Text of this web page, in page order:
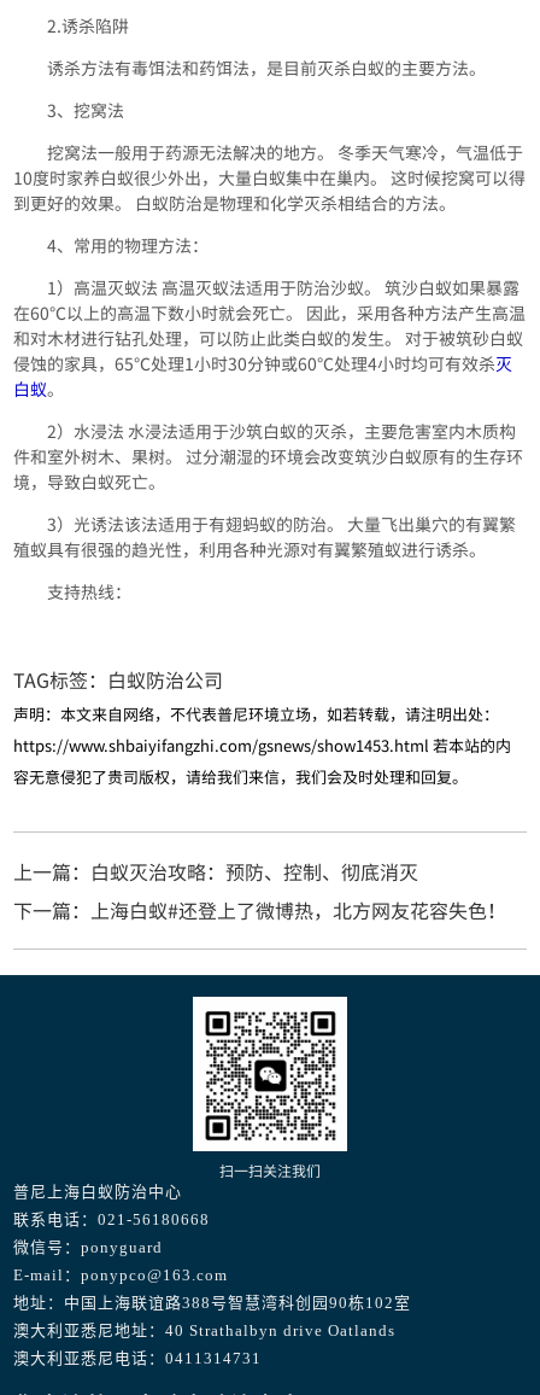
2.诱杀陷阱
诱杀方法有毒饵法和药饵法，是目前灭杀白蚁的主要方法。
3、挖窝法
挖窝法一般用于药源无法解决的地方。 冬季天气寒冷，气温低于
10度时家养白蚁很少外出，大量白蚁集中在巢内。 这时候挖窝可以得
到更好的效果。 白蚁防治是物理和化学灭杀相结合的方法。
4、常用的物理方法：
1）高温灭蚁法 高温灭蚁法适用于防治沙蚁。 筑沙白蚁如果暴露
在60℃以上的高温下数小时就会死亡。 因此，采用各种方法产生高温
和对木材进行钻孔处理，可以防止此类白蚁的发生。 对于被筑砂白蚁
侵蚀的家具，65℃处理1小时30分钟或60℃处理4小时均可有效杀灭
白蚁。
2）水浸法 水浸法适用于沙筑白蚁的灭杀，主要危害室内木质构
件和室外树木、果树。 过分潮湿的环境会改变筑沙白蚁原有的生存环
境，导致白蚁死亡。
3）光诱法该法适用于有翅蚂蚁的防治。 大量飞出巢穴的有翼繁
殖蚁具有很强的趋光性，利用各种光源对有翼繁殖蚁进行诱杀。
支持热线：
TAG标签： 白蚁防治公司
声明：本文来自网络，不代表普尼环境立场，如若转载，请注明出处：
https://www.shbaiyifangzhi.com/gsnews/show1453.html 若本站的内
容无意侵犯了贵司版权，请给我们来信，我们会及时处理和回复。
上一篇：白蚁灭治攻略：预防、控制、彻底消灭
下一篇：上海白蚁#还登上了微博热，北方网友花容失色！
扫一扫关注我们
普尼上海白蚁防治中心
联系电话：021-56180668
微信号：ponyguard
E-mail：ponypco@163.com
地址：中国上海联谊路388号智慧湾科创园90栋102室
澳大利亚悉尼地址：40 Strathalbyn drive Oatlands
澳大利亚悉尼电话：0411314731